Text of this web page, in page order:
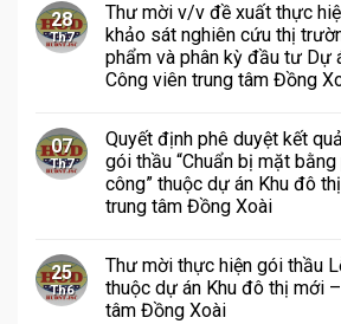
28
Th7
Thư mời v/v đề xuất thực
khảo sát nghiên cứu thị
phẩm và phân kỳ đầu tư Dự
Công viên trung tâm Đồng
07
Th7
Quyết định phê duyệt kết
gói thầu “Chuẩn bị mặt
công” thuộc dự án Khu đô
trung tâm Đồng Xoài
25
Th6
Thư mời thực hiện gói thầu
thuộc dự án Khu đô thị mới
tâm Đồng Xoài